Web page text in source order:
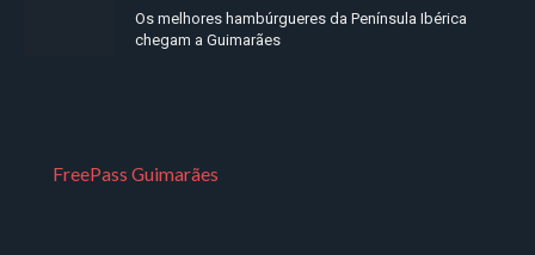
Os melhores hambúrgueres da Península Ibérica
chegam a Guimarães
FreePass Guimarães